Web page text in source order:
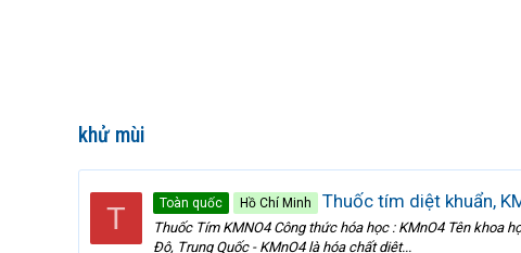
khử mùi
T Toàn quốc Hồ Chí Minh Thuốc tím diệt khuẩn,
Thuốc Tím KMNO4 Công thức hóa học : KMnO4 Tên khoa
Độ, Trung Quốc - KMnO4 là hóa chất diệt...